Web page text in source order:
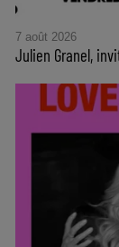
7 août 2026
Julien Granel,